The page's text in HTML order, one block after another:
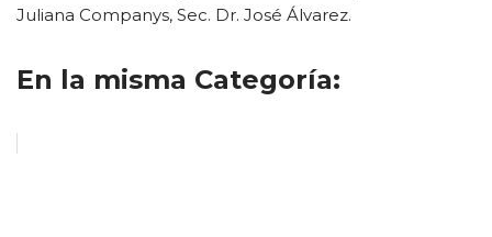
Juliana Companys, Sec. Dr. José Álvarez.
En la misma Categoría: